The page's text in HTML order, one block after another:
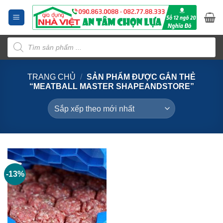
dung
Tìm
kiếm
sản
phẩm
TRANG CHỦ / SẢN PHẨM ĐƯỢC GẮN THẺ
“MEATBALL MASTER SHAPEANDSTORE”
-13%